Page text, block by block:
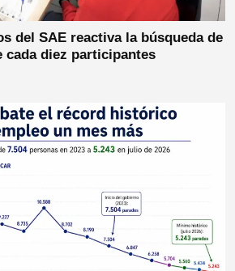
del SAE reactiva la búsqueda de
cada diez participantes